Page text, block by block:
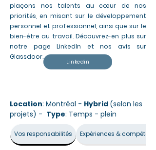
plaçons nos talents au cœur de nos
priorités, en misant sur le développement
personnel et professionnel, ainsi que sur le
bien-être au travail. Découvrez-en plus sur
notre page LinkedIn et nos avis sur
Glassdoor.
Linkedin
Location: Montréal - Hybrid (selon les
projets) - Type: Temps - plein
Vos responsabilités Expériences &